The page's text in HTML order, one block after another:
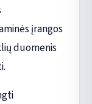
įrangos
duomenis